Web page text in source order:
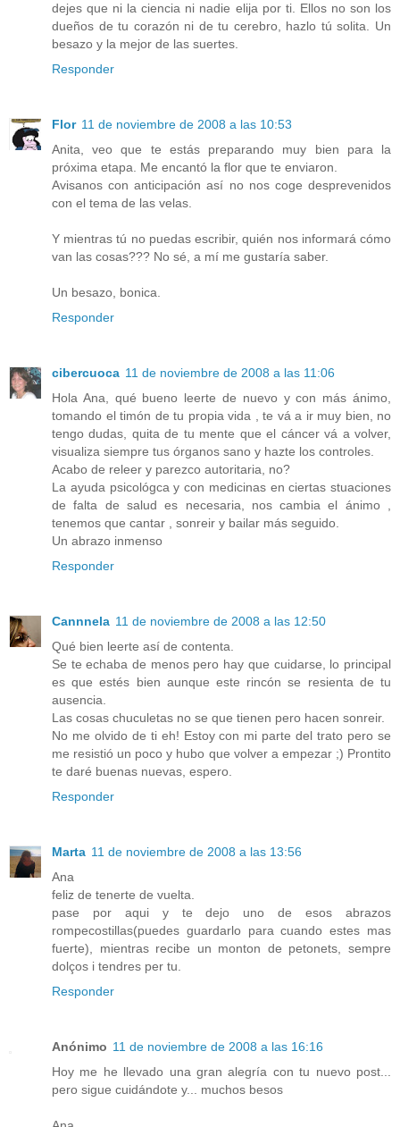
dejes que ni la ciencia ni nadie elija por ti. Ellos no son los
dueños de tu corazón ni de tu cerebro, hazlo tú solita. Un
besazo y la mejor de las suertes.
Responder
Flor 11 de noviembre de 2008 a las 10:53
Anita, veo que te estás preparando muy bien para la
próxima etapa. Me encantó la flor que te enviaron.
Avisanos con anticipación así no nos coge desprevenidos
con el tema de las velas.
Y mientras tú no puedas escribir, quién nos informará cómo
van las cosas??? No sé, a mí me gustaría saber.
Un besazo, bonica.
Responder
cibercuoca 11 de noviembre de 2008 a las 11:06
Hola Ana, qué bueno leerte de nuevo y con más ánimo,
tomando el timón de tu propia vida , te vá a ir muy bien, no
tengo dudas, quita de tu mente que el cáncer vá a volver,
visualiza siempre tus órganos sano y hazte los controles.
Acabo de releer y parezco autoritaria, no?
La ayuda psicológca y con medicinas en ciertas stuaciones
de falta de salud es necesaria, nos cambia el ánimo ,
tenemos que cantar , sonreir y bailar más seguido.
Un abrazo inmenso
Responder
Cannnela 11 de noviembre de 2008 a las 12:50
Qué bien leerte así de contenta.
Se te echaba de menos pero hay que cuidarse, lo principal
es que estés bien aunque este rincón se resienta de tu
ausencia.
Las cosas chuculetas no se que tienen pero hacen sonreir.
No me olvido de ti eh! Estoy con mi parte del trato pero se
me resistió un poco y hubo que volver a empezar ;) Prontito
te daré buenas nuevas, espero.
Responder
Marta 11 de noviembre de 2008 a las 13:56
Ana
feliz de tenerte de vuelta.
pase por aqui y te dejo uno de esos abrazos
rompecostillas(puedes guardarlo para cuando estes mas
fuerte), mientras recibe un monton de petonets, sempre
dolços i tendres per tu.
Responder
Anónimo 11 de noviembre de 2008 a las 16:16
Hoy me he llevado una gran alegría con tu nuevo post...
pero sigue cuidándote y... muchos besos